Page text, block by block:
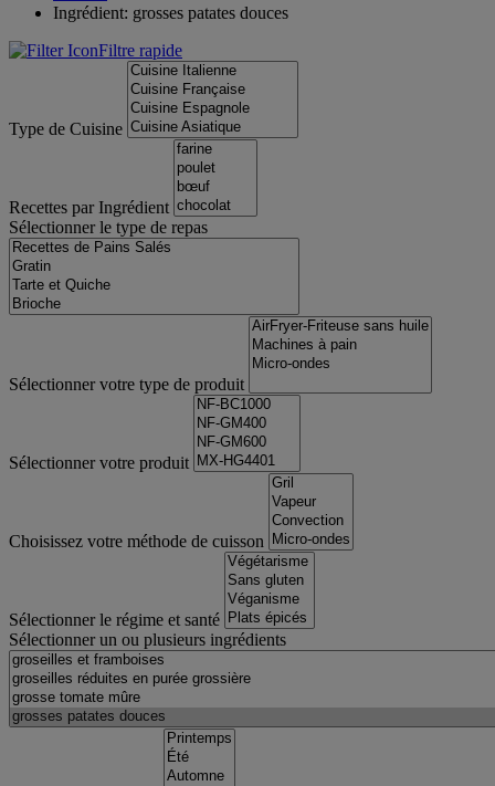
Ingrédient: grosses patates douces
Filtre rapide
Type de Cuisine
Recettes par Ingrédient
Sélectionner le type de repas
Sélectionner votre type de produit
Sélectionner votre produit
Choisissez votre méthode de cuisson
Sélectionner le régime et santé
Sélectionner un ou plusieurs ingrédients